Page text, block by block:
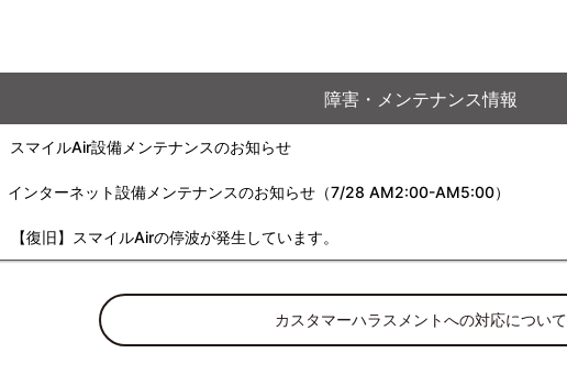
障害・メンテナンス情報
スマイルAir設備メンテナンスのお知らせ
インターネット設備メンテナンスのお知らせ（7/28 AM2:00-AM5:00）
【復旧】スマイルAirの停波が発生しています。
カスタマーハラスメントへの対応について